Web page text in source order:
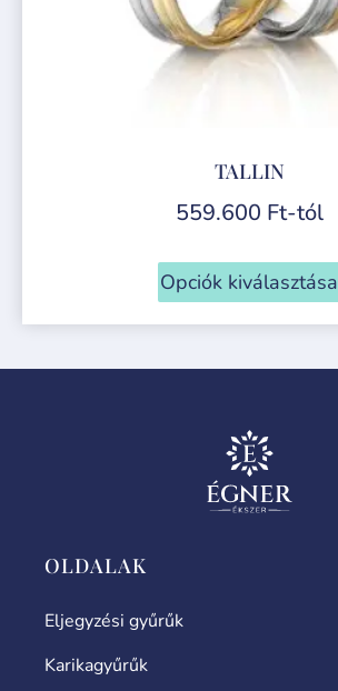
TALLIN
559.600 Ft-tól
Opciók kiválasztása
OLDALAK
Eljegyzési gyűrűk
Karikagyűrűk